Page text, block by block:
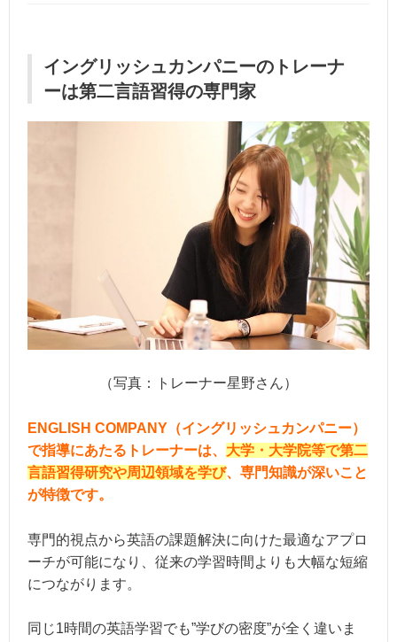
イングリッシュカンパニーのトレーナ
ーは第二言語習得の専門家
（写真：トレーナー星野さん）
ENGLISH COMPANY（イングリッシュカンパニー）
で指導にあたるトレーナーは、 大学・大学院等で第二
言語習得研究や周辺領域を学び、専門知識が深いこと
が特徴です。
専門的視点から英語の課題解決に向けた最適なアプロ
ーチが可能になり、従来の学習時間よりも大幅な短縮
につながります。
同じ1時間の英語学習でも”学びの密度”が全く違いま